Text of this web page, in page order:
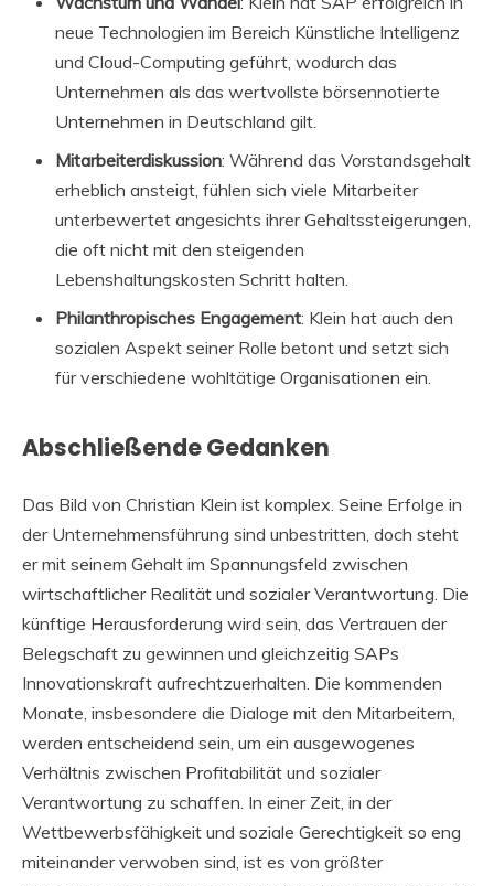
neue Technologien im Bereich Künstliche Intelligenz
und Cloud-Computing geführt, wodurch das
Unternehmen als das wertvollste börsennotierte
Unternehmen in Deutschland gilt.
Mitarbeiterdiskussion: Während das Vorstandsgehalt
erheblich ansteigt, fühlen sich viele Mitarbeiter
unterbewertet angesichts ihrer Gehaltssteigerungen,
die oft nicht mit den steigenden
Lebenshaltungskosten Schritt halten.
Philanthropisches Engagement: Klein hat auch den
sozialen Aspekt seiner Rolle betont und setzt sich
für verschiedene wohltätige Organisationen ein.
Abschließende Gedanken
Das Bild von Christian Klein ist komplex. Seine Erfolge in
der Unternehmensführung sind unbestritten, doch steht
er mit seinem Gehalt im Spannungsfeld zwischen
wirtschaftlicher Realität und sozialer Verantwortung. Die
künftige Herausforderung wird sein, das Vertrauen der
Belegschaft zu gewinnen und gleichzeitig SAPs
Innovationskraft aufrechtzuerhalten. Die kommenden
Monate, insbesondere die Dialoge mit den Mitarbeitern,
werden entscheidend sein, um ein ausgewogenes
Verhältnis zwischen Profitabilität und sozialer
Verantwortung zu schaffen. In einer Zeit, in der
Wettbewerbsfähigkeit und soziale Gerechtigkeit so eng
miteinander verwoben sind, ist es von größter